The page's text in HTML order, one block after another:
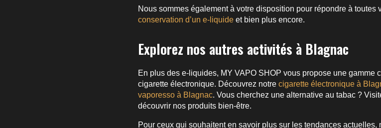
Nous sommes également à votre disposition pour répondre à toutes
conservation d’un e-liquide et bien plus encore.
Explorez nos autres activités à Blagnac
En plus des e-liquides, MY VAPO SHOP vous propose une gamme
cigarette électronique. Découvrez notre cigarette électronique à
vaporesso à Blagnac. Vous cherchez une alternative au tabac ?
découvrir nos produits bien-être.
Pour ceux qui souhaitent en savoir plus sur les tendances actuelles,